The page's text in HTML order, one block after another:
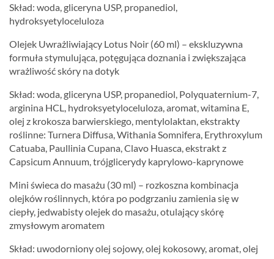
Skład: woda, gliceryna USP, propanediol,
hydroksyetyloceluloza
Olejek Uwrażliwiający Lotus Noir (60 ml) – ekskluzywna
formuła stymulująca, potęgująca doznania i zwiększająca
wrażliwość skóry na dotyk
Skład: woda, gliceryna USP, propanediol, Polyquaternium-7,
arginina HCL, hydroksyetyloceluloza, aromat, witamina E,
olej z krokosza barwierskiego, mentylolaktan, ekstrakty
roślinne: Turnera Diffusa, Withania Somnifera, Erythroxylum
Catuaba, Paullinia Cupana, Clavo Huasca, ekstrakt z
Capsicum Annuum, trójglicerydy kaprylowo-kaprynowe
Mini świeca do masażu (30 ml) – rozkoszna kombinacja
olejków roślinnych, która po podgrzaniu zamienia się w
ciepły, jedwabisty olejek do masażu, otulający skórę
zmysłowym aromatem
Skład: uwodorniony olej sojowy, olej kokosowy, aromat, olej